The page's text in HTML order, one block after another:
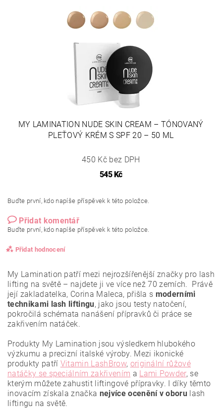
MY LAMINATION NUDE SKIN CREAM – TÓNOVANÝ
PLEŤOVÝ KRÉM S SPF 20 – 50 ML
450 Kč bez DPH
545 Kč
Buďte první, kdo napíše příspěvek k této položce.
Přidat komentář
Buďte první, kdo napíše příspěvek k této položce.
Přidat hodnocení
Vložením hodnocení souhlasíte se
osobních údajů
My Lamination patří mezi nejrozšířenější značky pro lash
lifting na světě – najdete ji ve více než 70 zemích. Právě
její zakladatelka, Corina Maleca, přišla s moderními
technikami lash liftingu, jako jsou testy natočení,
pokročilá schémata nanášení přípravků či práce se
zakřivením natáček.
Produkty My Lamination jsou výsledkem hlubokého
výzkumu a precizní italské výroby. Mezi ikonické
produkty patří Vitamin LashBrow, originální růžové
natáčky se speciálním zakřivením a Lami Powder, se
kterým můžete zahustit liftingové přípravky. I díky těmto
inovacím získala značka nejvíce ocenění v oboru lash
liftingu na světě.